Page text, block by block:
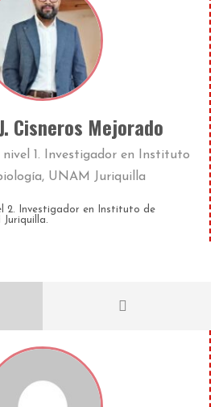
Cisneros Mejorado
1. Investigador en
Instituto
UNAM Juriquilla
2. Investigador en Instituto de